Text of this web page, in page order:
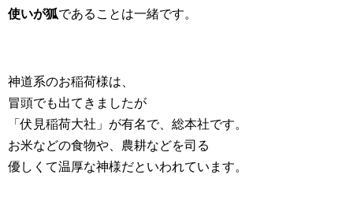
使いが狐であることは一緒です。
神道系のお稲荷様は、
冒頭でも出てきましたが
「伏見稲荷大社」が有名で、総本社です。
お米などの食物や、農耕などを司る
優しくて温厚な神様だといわれています。